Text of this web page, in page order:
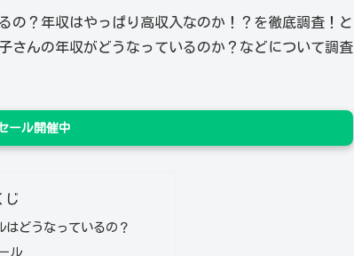
の？年収はやっぱり高収入なのか！？を徹底調査！と
さんの年収がどうなっているのか？などについて調査
ール開催中
じ
はどうなっているの？
ル